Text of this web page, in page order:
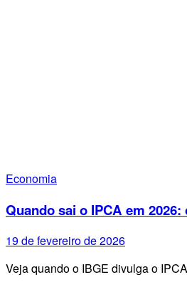
Economia
Quando sai o IPCA em
19 de fevereiro de 2026
Veja quando o IBGE divulga o